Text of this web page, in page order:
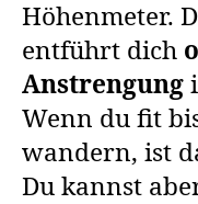
Höhenmeter.
entführt dich
Anstrengung
Wenn du fit
wandern, ist
Du kannst